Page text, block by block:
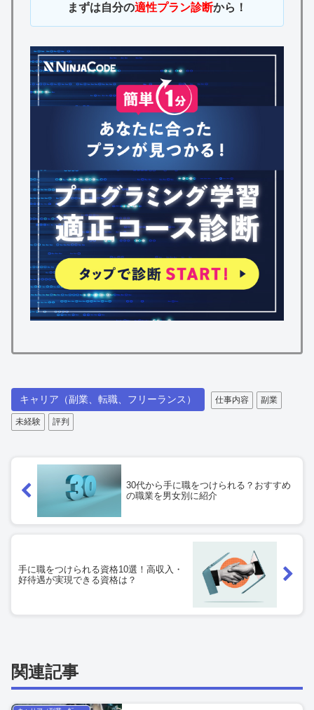
まずは自分の適性プラン診断から！
キャリア（副業、転職、フリーランス） 仕事内容 副業
未経験 評判
30代から手に職をつけられる？おすすめ
の職業を男女別に紹介
手に職をつけられる資格10選！高収入・
好待遇が実現できる資格は？
関連記事